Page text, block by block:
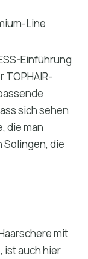
Line
Einführung
TOPHAIR-
sich sehen
die man
Solingen, die
mit
ist auch hier